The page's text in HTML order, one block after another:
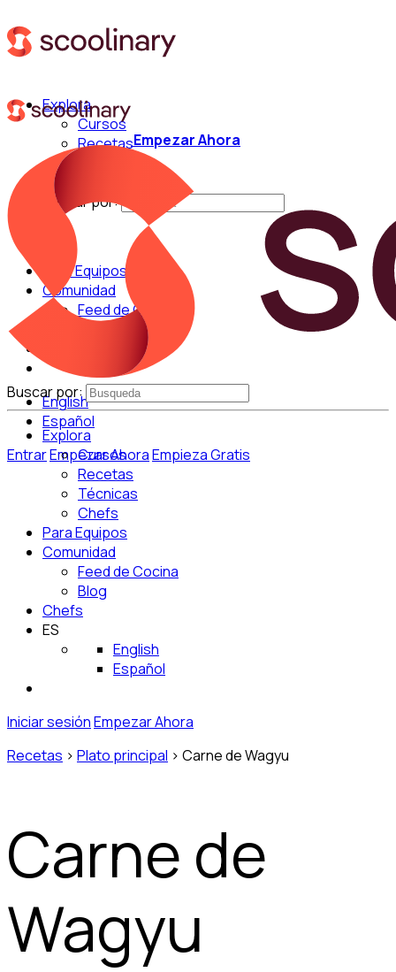
Explora
Cursos
Recetas
Buscar por:
Para Equipos
Comunidad
Feed de Cocina
English
Español
EntrarEmpezar AhoraEmpieza Gratis
Empezar Ahora
Buscar por:
Explora
Cursos
Recetas
Técnicas
Chefs
Para Equipos
Comunidad
Feed de Cocina
Blog
Chefs
ES
English
Español
Iniciar sesiónEmpezar Ahora
Recetas > Plato principal > Carne de Wagyu
Carne de
Wagyu